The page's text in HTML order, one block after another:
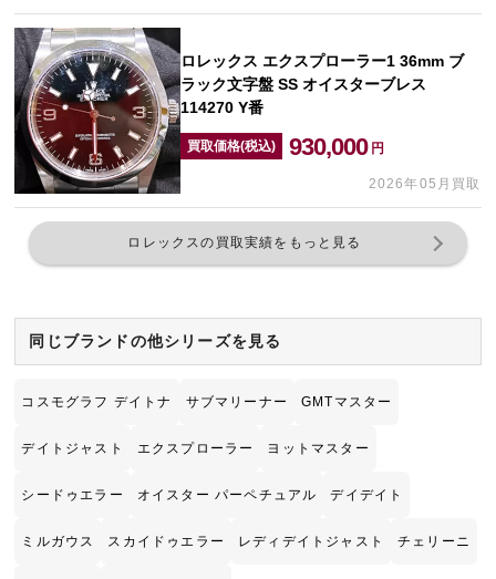
ロレックス エクスプローラー1 36mm ブ
ラック文字盤 SS オイスターブレス
114270 Y番
買取価格(税込) 930,000 円
2026年05月買取
ロレックスの買取実績をもっと見る
同じブランドの他シリーズを見る
コスモグラフ デイトナ サブマリーナー GMTマスター
デイトジャスト エクスプローラー ヨットマスター
シードゥエラー オイスター パーペチュアル デイデイト
ミルガウス スカイドゥエラー レディデイトジャスト チェリーニ